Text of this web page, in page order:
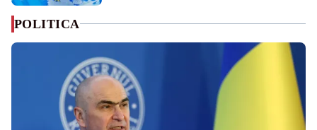
POLITICA